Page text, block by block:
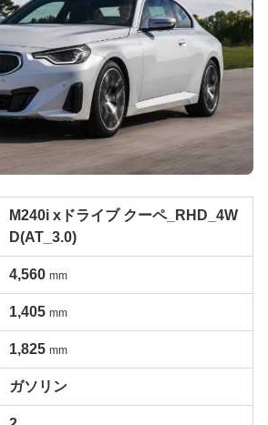
M240i xドライブ クーペ_RHD_4W
D(AT_3.0)
4,560 mm
1,405 mm
1,825 mm
ガソリン